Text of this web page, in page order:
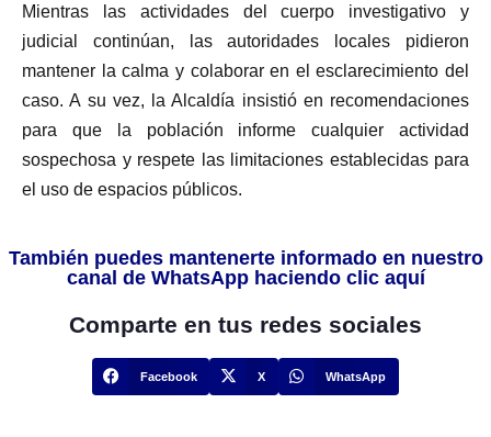
Mientras las actividades del cuerpo investigativo y
judicial continúan, las autoridades locales pidieron
mantener la calma y colaborar en el esclarecimiento del
caso. A su vez, la Alcaldía insistió en recomendaciones
para que la población informe cualquier actividad
sospechosa y respete las limitaciones establecidas para
el uso de espacios públicos.
También puedes mantenerte informado en nuestro
canal de WhatsApp haciendo clic aquí
Comparte en tus redes sociales
Facebook X WhatsApp